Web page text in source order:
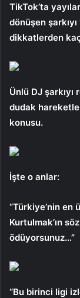
TikTok’ta
dönüşen
dikkatlerden
Ünlü DJ
dudak
konusu.
İşte o anlar:
“Türkiye’nin en
Kurtulmak’ın
ödüyorsunuz…”
“Bu birinci ligi